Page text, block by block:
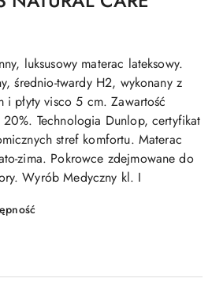
luksusowy materac lateksowy.
średnio-twardy H2, wykonany z
i płyty visco 5 cm. Zawartość
Technologia Dunlop, certyfikat
stref komfortu. Materac
zima. Pokrowce zdejmowane do
Wyrób Medyczny kl. I